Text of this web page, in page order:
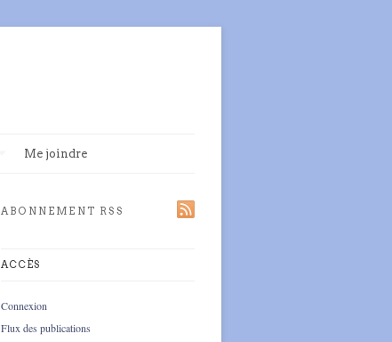
Me joindre
ABONNEMENT RSS
ACCÈS
Connexion
Flux des publications